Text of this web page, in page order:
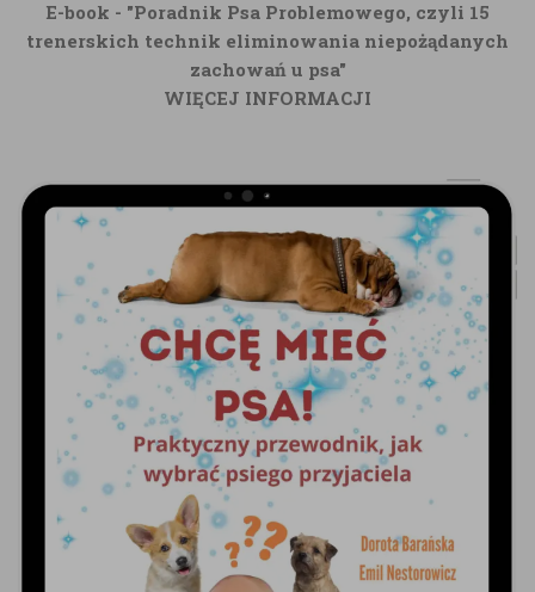
E-book - "Poradnik Psa Problemowego, czyli 15
trenerskich technik eliminowania niepożądanych
zachowań u psa"
WIĘCEJ INFORMACJI